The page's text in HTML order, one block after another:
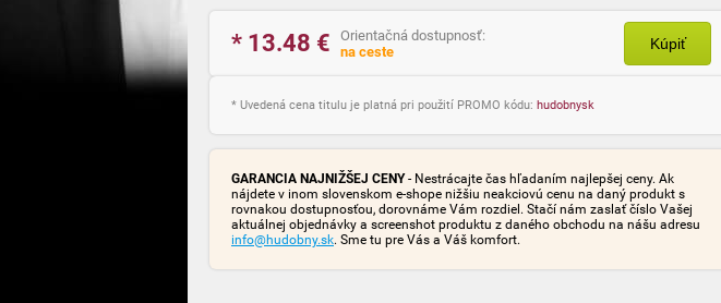
* 13.48 €
Orientačná dostupnosť:
na ceste
Kúpiť
* Uvedená cena titulu je platná pri použití PROMO kódu: hudobnysk
GARANCIA NAJNIŽŠEJ CENY- Nestrácajte čas hľadaním najlepšej ceny. Ak
nájdete v inom slovenskom e-shope nižšiu neakciovú cenu na daný produkt s
rovnakou dostupnosťou, dorovnáme Vám rozdiel. Stačí nám zaslať číslo Vašej
aktuálnej objednávky a screenshot produktu z daného obchodu na nášu adresu
info@hudobny.sk. Sme tu pre Vás a Váš komfort.